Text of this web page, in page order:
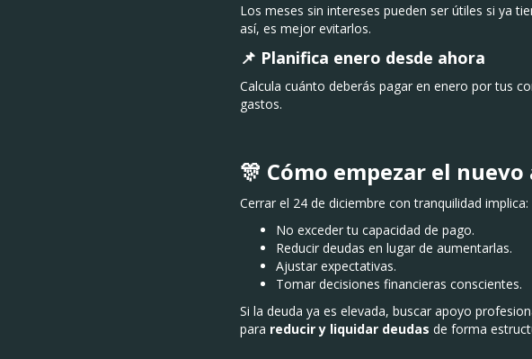
Los meses sin intereses pueden ser útiles si ya
así, es mejor evitarlos.
📌 Planifica enero desde ahora
Calcula cuánto deberás pagar en enero por tus
gastos.
🎊 Cómo empezar el
Cerrar el 24 de diciembre con tranquilidad implica:
No exceder tu capacidad de pago.
Reducir deudas en lugar de aumentarlas.
Ajustar expectativas.
Tomar decisiones financieras conscientes.
Si la deuda ya es elevada, buscar apoyo
para reducir y liquidar deudas de forma